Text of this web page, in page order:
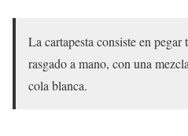
La cartapesta consiste en
rasgado a mano, con una
cola blanca.